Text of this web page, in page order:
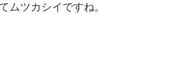
ムツカシイですね。